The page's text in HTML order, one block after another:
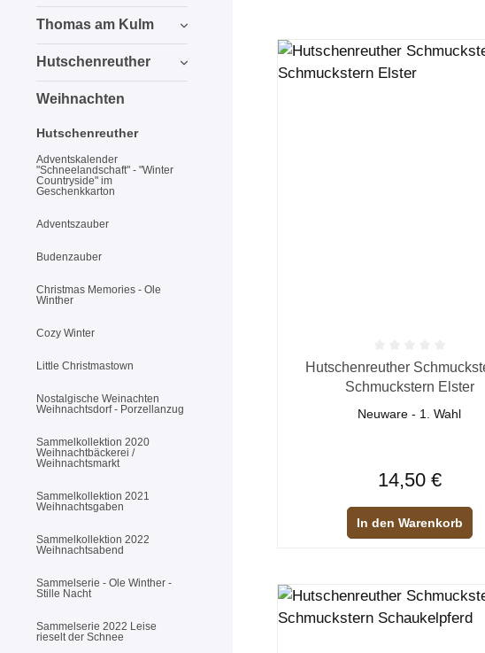
Thomas am Kulm
Hutschenreuther
Weihnachten
Hutschenreuther
Adventskalender
"Schneelandschaft" - "Winter
Countryside" im
Geschenkkarton
Adventszauber
Budenzauber
Christmas Memories - Ole
Winther
Cozy Winter
Little Christmastown
Nostalgische Weinachten
Weihnachtsdorf - Porzellanzug
Sammelkollektion 2020
Weihnachtbäckerei /
Weihnachtsmarkt
Sammelkollektion 2021
Weihnachtsgaben
Sammelkollektion 2022
Weihnachtsabend
Sammelserie - Ole Winther -
Stille Nacht
Sammelserie 2022 Leise
rieselt der Schnee
Durchschnittliche Bewertung
Hutschenreuther
Schmuckstern Elster
Neuware - 1. Wahl
14,50 €
In den Warenkorb